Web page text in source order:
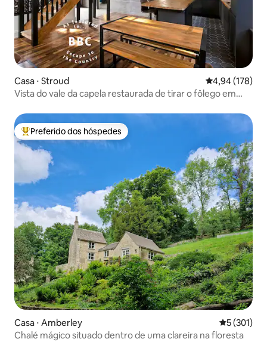
Casa ⋅ Stroud 4,94 de uma
4,94 (178)
Vista do vale da capela restaurada de tirar o fôlego em
Entre os melhores preferidos dos hóspedes
Preferido dos hóspedes
Casa ⋅ Amberley 5 de uma
5 (301)
Chalé mágico situado dentro de uma clareira na floresta